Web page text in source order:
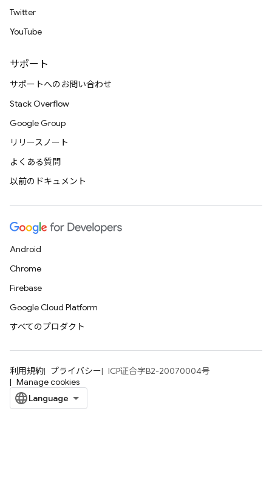
Twitter
YouTube
サポート
サポートへのお問い合わせ
Stack Overflow
Google Group
リリースノート
よくある質問
以前のドキュメント
Android
Chrome
Firebase
Google Cloud Platform
すべてのプロダクト
利用規約 プライバシー
ICP证合字B2-20070004号
Manage cookies